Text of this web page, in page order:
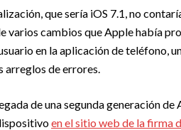
que sería iOS 7.1, no
varios cambios que Apple había
en la aplicación de teléfono,
arreglos de errores.
de una segunda generación de
en el sitio web de la firma